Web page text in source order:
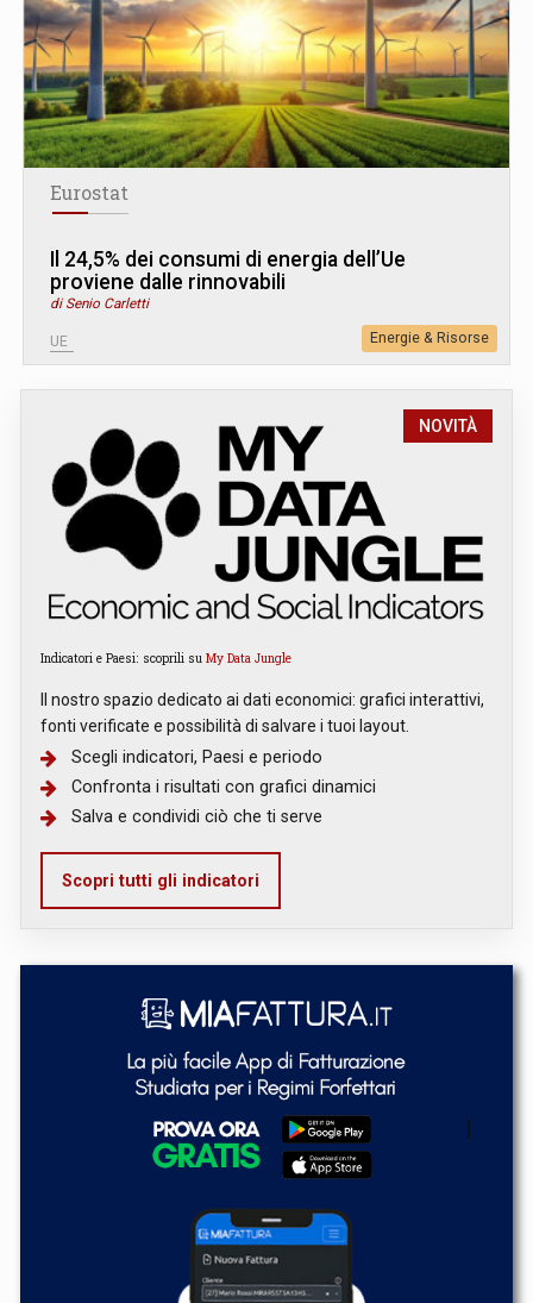
Eurostat
Il 24,5% dei consumi di energia dell’Ue
proviene dalle rinnovabili
di Senio Carletti
UE Energie & Risorse
NOVITÀ
Indicatori e Paesi: scoprili su My Data Jungle
Il nostro spazio dedicato ai dati economici: grafici interattivi,
fonti verificate e possibilità di salvare i tuoi layout.
Scegli indicatori, Paesi e periodo
Confronta i risultati con grafici dinamici
Salva e condividi ciò che ti serve
Scopri tutti gli indicatori